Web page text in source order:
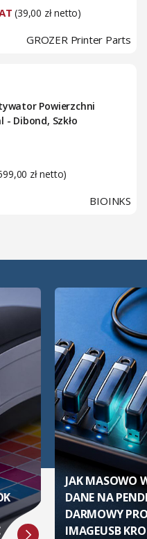
(39,00 zł netto)
GROZER Printer Parts
Powierzchni
- Dibond, Szkło
zł netto)
BIOINKS
JAK MASOWO
DANE NA
DARMOWY
IMAGEUSB